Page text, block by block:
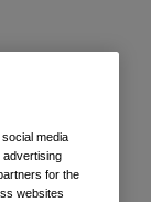
media
advertising
for the
websites